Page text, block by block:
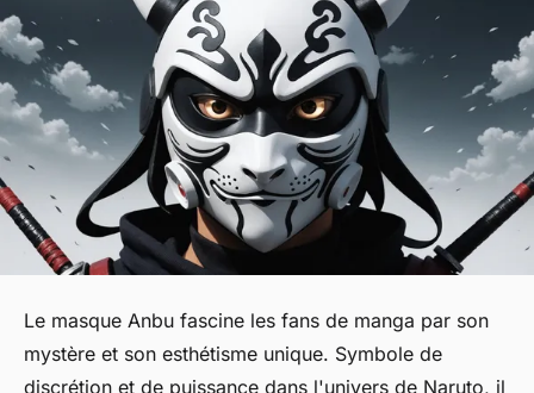
Le masque Anbu fascine les fans de manga par son
mystère et son esthétisme unique. Symbole de
discrétion et de puissance dans l'univers de Naruto, il